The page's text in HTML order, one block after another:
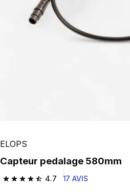
ELOPS
capteur pedalage 580mm
4.7
4.7 out of 5 stars from 17 reviews
17 AVIS